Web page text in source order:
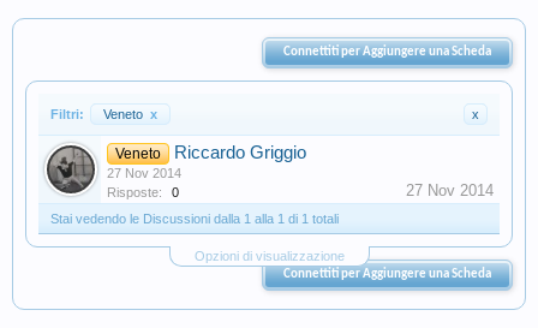
Connettiti per Aggiungere una Scheda
Filtri: Veneto x x
Veneto Riccardo Griggio
27 Nov 2014
Risposte:
0 27 Nov 2014
Stai vedendo le Discussioni dalla 1 alla 1 di 1 totali
Opzioni di visualizzazione
Connettiti per Aggiungere una Scheda